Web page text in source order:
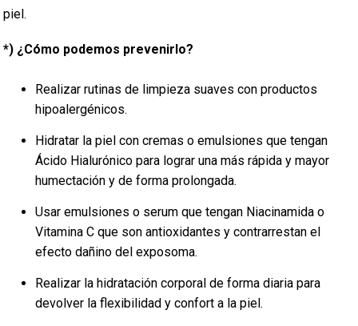
piel.
*) ¿Cómo podemos prevenirlo?
Realizar rutinas de limpieza suaves con productos
hipoalergénicos.
Hidratar la piel con cremas o emulsiones que tengan
Ácido Hialurónico para lograr una más rápida y mayor
humectación y de forma prolongada.
Usar emulsiones o serum que tengan Niacinamida o
Vitamina C que son antioxidantes y contrarrestan el
efecto dañino del exposoma.
Realizar la hidratación corporal de forma diaria para
devolver la flexibilidad y confort a la piel.